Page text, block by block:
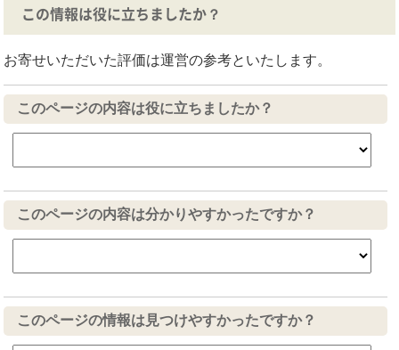
この情報は役に立ちましたか？
お寄せいただいた評価は運営の参考といたします。
このページの内容は役に立ちましたか？
このページの内容は分かりやすかったですか？
このページの情報は見つけやすかったですか？